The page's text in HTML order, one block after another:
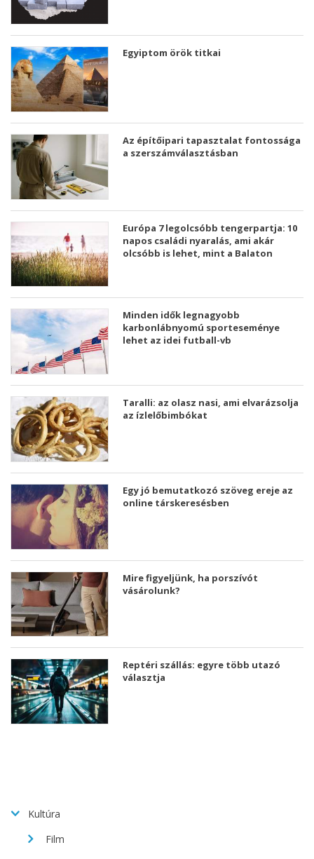
Egyiptom örök titkai
Az építőipari tapasztalat fontossága
a szerszámválasztásban
Európa 7 legolcsóbb tengerpartja: 10
napos családi nyaralás, ami akár
olcsóbb is lehet, mint a Balaton
Minden idők legnagyobb
karbonlábnyomú sporteseménye
lehet az idei futball-vb
Taralli: az olasz nasi, ami elvarázsolja
az ízlelőbimbókat
Egy jó bemutatkozó szöveg ereje az
online társkeresésben
Mire figyeljünk, ha porszívót
vásárolunk?
Reptéri szállás: egyre több utazó
választja
Kultúra
Film